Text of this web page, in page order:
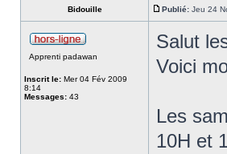
Bidouille Publié: Jeu 24
Apprenti padawan
Inscrit le: Mer 04 Fév 2009
8:14
Messages: 43
Salut
Voici
Les
10H et